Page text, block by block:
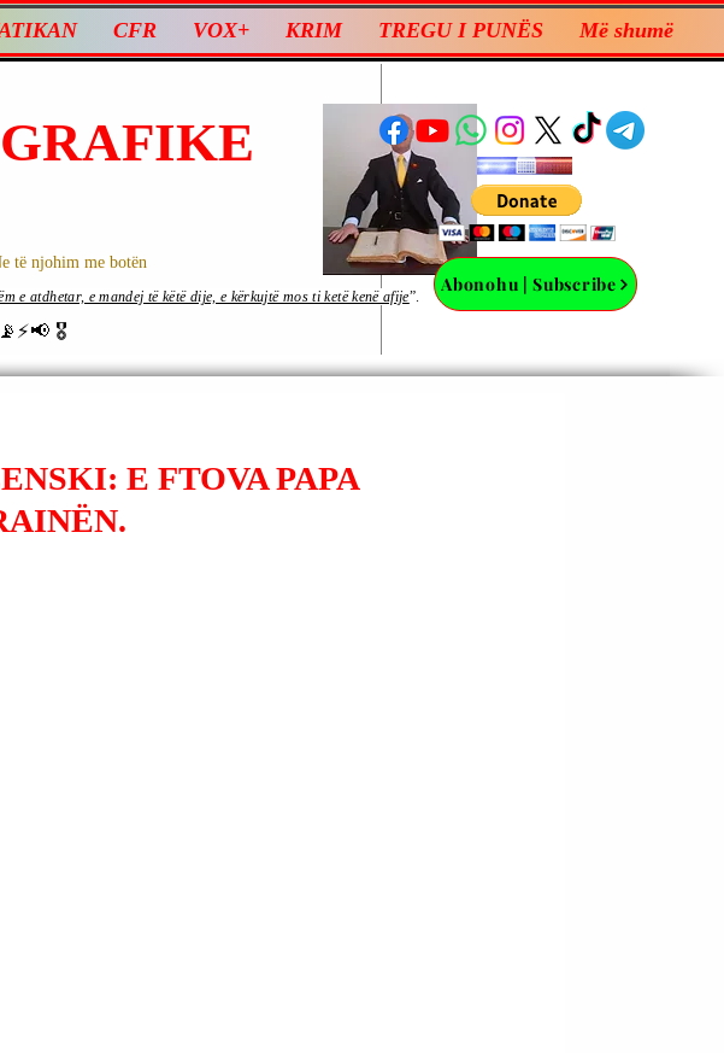
CFR VOX+ KRIM TREGU I PUNËS Më shumë
të njohim me botën
🎖
Abonohu | Subscribe
e atdhetar, e mandej të këtë dije, e kërkujtë mos ti ketë kenë afije”.
E FTOVA PAPA